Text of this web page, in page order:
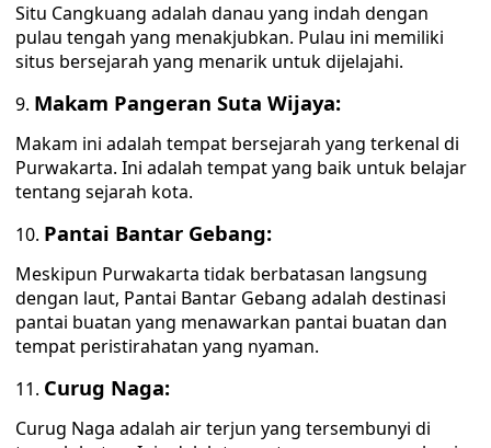
Situ Cangkuang adalah danau yang indah dengan
pulau tengah yang menakjubkan. Pulau ini memiliki
situs bersejarah yang menarik untuk dijelajahi.
Makam Pangeran Suta Wijaya:
Makam ini adalah tempat bersejarah yang terkenal di
Purwakarta. Ini adalah tempat yang baik untuk belajar
tentang sejarah kota.
Pantai Bantar Gebang:
Meskipun Purwakarta tidak berbatasan langsung
dengan laut, Pantai Bantar Gebang adalah destinasi
pantai buatan yang menawarkan pantai buatan dan
tempat peristirahatan yang nyaman.
Curug Naga:
Curug Naga adalah air terjun yang tersembunyi di